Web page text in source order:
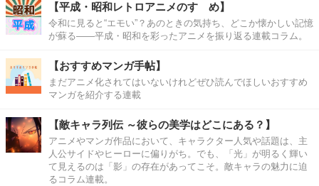
【平成・昭和レトロアニメのすゝめ】
令和に見ると“エモい”？あのときの気持ち、どこか懐かしい記憶
が蘇る――平成・昭和を彩ったアニメを振り返る連載コラム。
【おすすめマンガ手帖】
まだアニメ化されてはいないけれどぜひ読んでほしいおすすめ
マンガを紹介する連載
【敵キャラ列伝 ～彼らの美学はどこにある？】
アニメやマンガ作品において、キャラクター人気や話題は、主
人公サイドやヒーローに偏りがち。でも、「光」が明るく輝い
て見えるのは「影」の存在があってこそ。敵キャラの魅力に迫
るコラム連載。